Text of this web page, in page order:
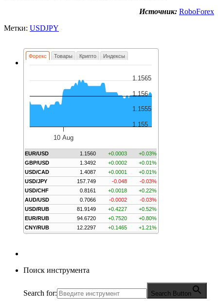
Источник: RoboForex
Метки: USDJPY
Форекс Товары Крипто Индексы
10 Aug
1.155
1.1555
1.156
1.1565
EUR/USD 1.1560 +0.0003
+0.03%
GBP/USD
1.3492 +0.0002
+0.01%
USD/CAD
1.4087 +0.0001
+0.01%
USD/JPY
157.749 -0.048
-0.03%
USD/CHF
0.8161 +0.0018
+0.22%
AUD/USD
0.7066 -0.0002
-0.03%
USD/RUB
81.9149 +0.4227
+0.52%
EUR/RUB
94.6720 +0.7520
+0.80%
CNY/RUB
12.2297 +0.1465 +1.21%
Поиск инструмента
Search for: Search Button